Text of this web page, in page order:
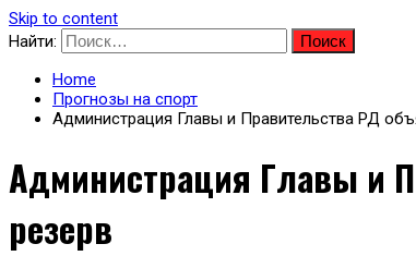
Skip to content
Найти:
Home
Прогнозы на спорт
Администрация Главы и Правительства РД
Администрация Главы и
резерв